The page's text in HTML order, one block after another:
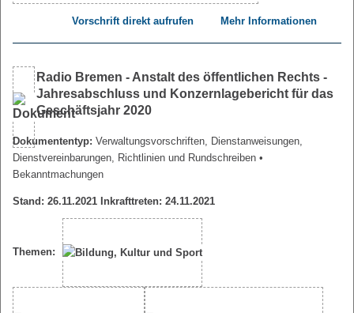
Vorschrift direkt aufrufen Mehr Informationen
Radio Bremen - Anstalt des öffentlichen Rechts -
Jahresabschluss und Konzernlagebericht für das
Geschäftsjahr 2020
Dokumententyp: Verwaltungsvorschriften, Dienstanweisungen,
Dienstvereinbarungen, Richtlinien und Rundschreiben •
Bekanntmachungen
Stand: 26.11.2021 Inkrafttreten: 24.11.2021
Themen: